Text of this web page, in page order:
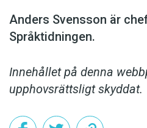
Anders Svensson är
Språktidningen.
Innehållet på denna
upphovsrättsligt skyddat.